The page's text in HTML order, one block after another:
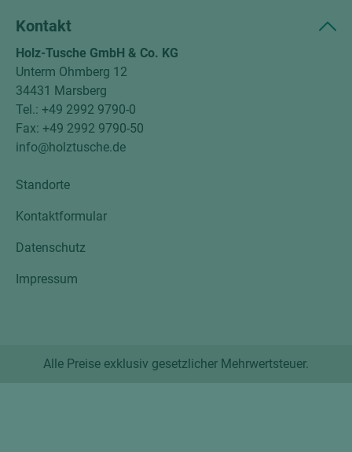
Kontakt
Holz-Tusche GmbH & Co. KG
Unterm Ohmberg 12
34431 Marsberg
Tel.: +49 2992 9790-0
Fax: +49 2992 9790-50
info@holztusche.de
Standorte
Kontaktformular
Datenschutz
Impressum
Alle Preise exklusiv gesetzlicher Mehrwertsteuer.